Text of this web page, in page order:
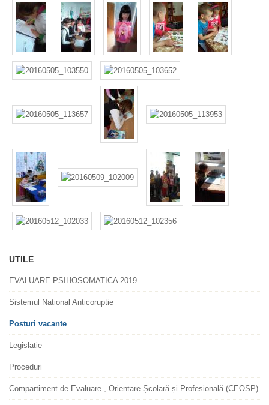
UTILE
EVALUARE PSIHOSOMATICA 2019
Sistemul National Anticoruptie
Posturi vacante
Legislatie
Proceduri
Compartiment de Evaluare , Orientare Școlară și Profesională (CEOSP)